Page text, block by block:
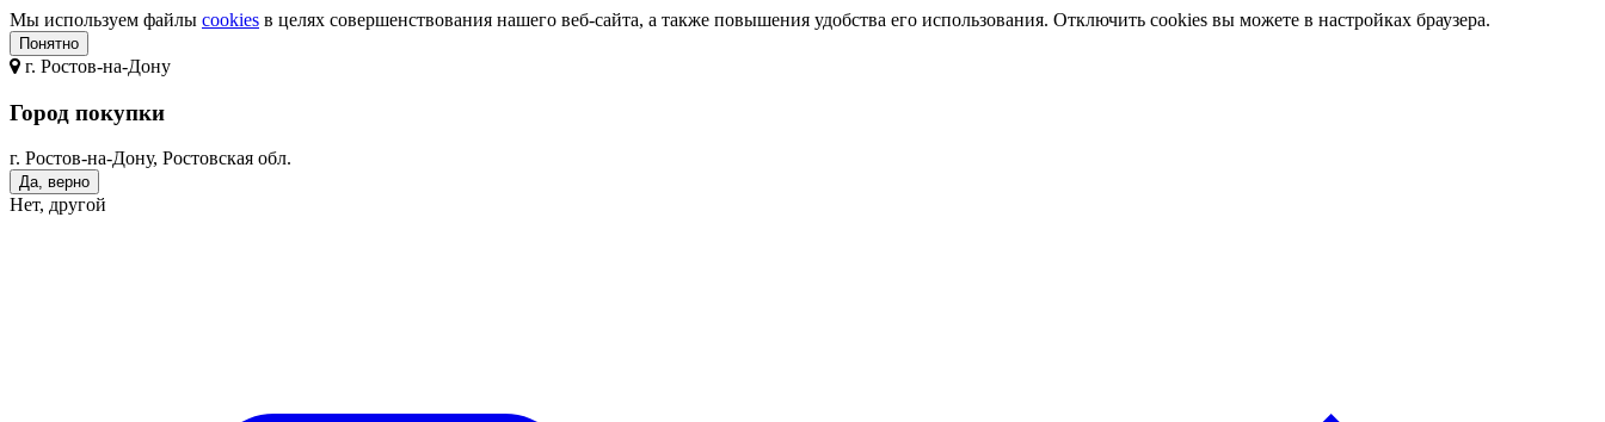
Мы используем файлы cookies в целях совершенствования нашего веб-сайта, а также повышения удобства его использования. Отключить cookies вы можете в настройках браузера.
Понятно
г. Ростов-на-Дону
Город покупки
г. Ростов-на-Дону, Ростовская обл.
Да, верно
Нет, другой